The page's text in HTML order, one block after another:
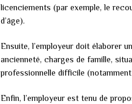
licenciements (par exemple, le
d’âge).
Ensuite, l’employeur doit élaborer un
ancienneté, charges de famille,
professionnelle difficile
Enfin, l’employeur est tenu de